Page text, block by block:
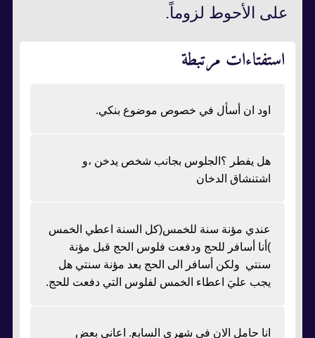
على الأحوط لزوماً.
استفتاءات مرتبطة
اود ان أسأل في خصوص موضوع بنكي.
هل يفطر ؟الجلوس بجانب شخص يدخن ،و
اشتنشاق الدخان
عندي مؤنة سنة للخمس(كل السنة اعطي الخمس
)أنا أسافر للحج ودفعت فلوس الحج قبل مؤنة
سنتي ولكن أسافر الى الحج بعد مؤنة سنتي هل
يجب عليَ اعطاء الخمس لفلوس التي دفعت للحج.
انا حامل الان في شهري السابع. اعاني بعض